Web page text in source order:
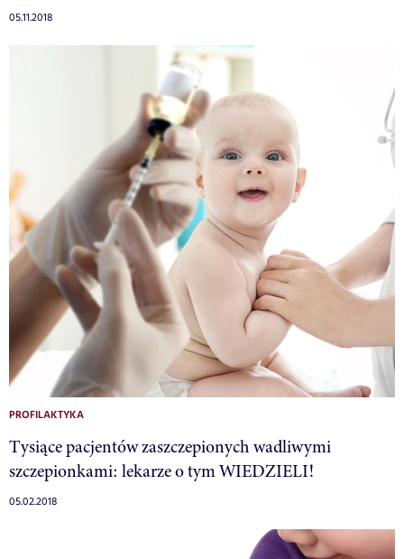
05.11.2018
PROFILAKTYKA
Tysiące pacjentów zaszczepionych wadliwymi
szczepionkami: lekarze o tym WIEDZIELI!
05.02.2018